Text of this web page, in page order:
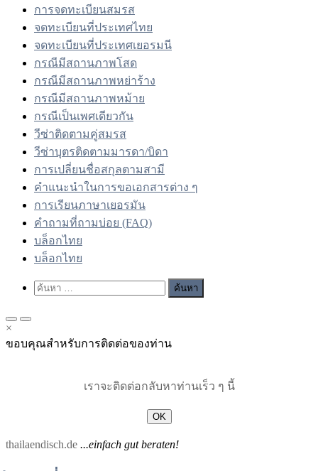
การจดทะเบียนสมรส
จดทะเบียนที่ประเทศไทย
จดทะเบียนที่ประเทศเยอรมนี
กรณีมีสถานภาพโสด
กรณีมีสถานภาพหย่าร้าง
กรณีมีสถานภาพหม้าย
กรณีเป็นเพศเดียวกัน
วีซ่าติดตามคู่สมรส
วีซ่าบุตรติดตามมารดา/บิดา
การเปลี่ยนชื่อสกุลตามสามี
คำแนะนำในการขอเอกสารต่าง ๆ
การเรียนภาษาเยอรมัน
คำถามที่ถามบ่อย (FAQ)
บล็อกไทย
บล็อกไทย
Show
Search
ค้นหา
Primary
for
Primary
for
×
ขอบคุณสำหรับการติดต่อของท่าน
เราจะติดต่อกลับหาท่านเร็ว ๆ นี้
OK
thailaendisch.de ...einfach gut beraten!